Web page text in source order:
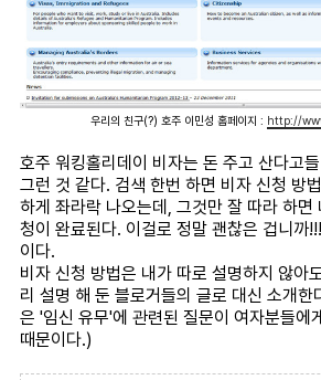
우리의 친구(?) 호주 이민성 홈페이지 : http://
호주 워킹홀리데이 비자는 돈 주고 산다고
그런 것 같다. 검색 한번 하면 비자 신청 방
하게 좌라락 나오는데, 그것만 잘 따라 하면
청이 완료된다. 이걸로 정말 괜찮은 겁니까
이다.
비자 신청 방법은 내가 따로 설명하지 않아
리 설명 해 둔 블로거들의 글로 대신 소개
은 '임신 유무'에 관련된 질문이 여자분들에
때문이다.)